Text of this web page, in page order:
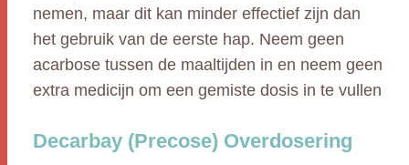
nemen, maar dit kan minder effectief zijn dan
het gebruik van de eerste hap. Neem geen
acarbose tussen de maaltijden in en neem geen
extra medicijn om een gemiste dosis in te vullen
Decarbay (Precose) Overdosering